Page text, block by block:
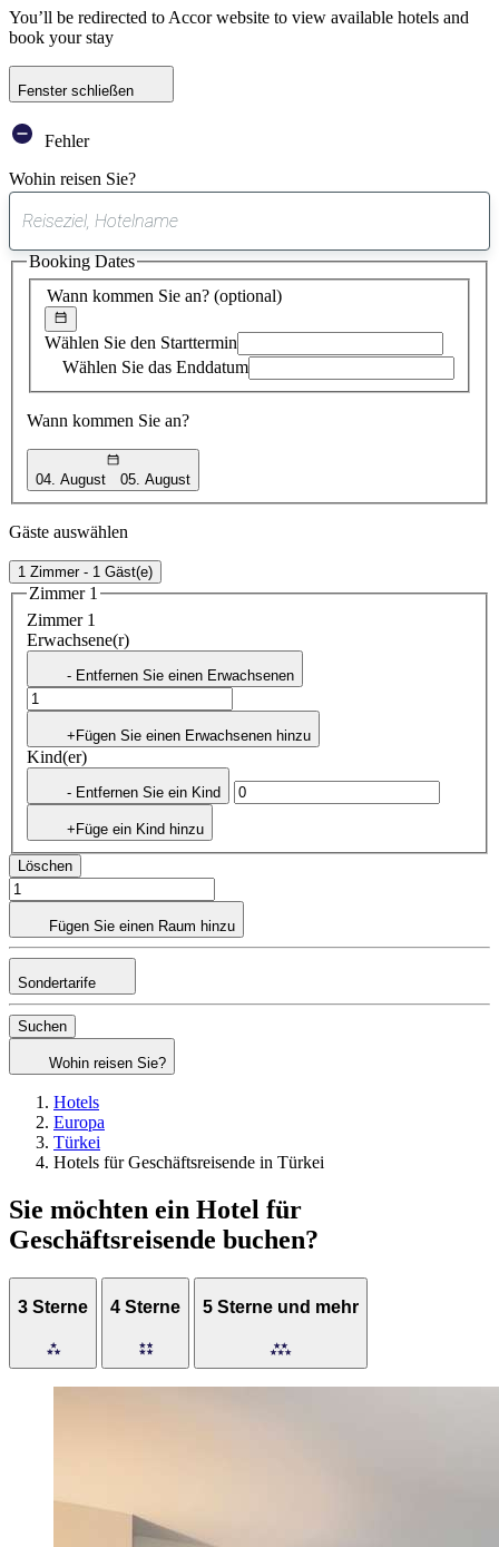
You’ll be redirected to Accor website to view available hotels and
book your stay
Fenster schließen
Fehler
Wohin reisen Sie?
gefundener
Vorschlag
Wann kommen Sie an? (optional)
Wählen Sie den Starttermin
Wählen Sie das Enddatum
Wann kommen Sie an?
04. August 05. August
Booking Dates
Gäste auswählen
1 Zimmer - 1 Gäst(e)
Zimmer 1
Zimmer 1
Erwachsene(r)
- Entfernen Sie einen Erwachsenen
+Fügen Sie einen Erwachsenen hinzu
Kind(er)
- Entfernen Sie ein Kind
+Füge ein Kind hinzu
Löschen
Fügen Sie einen Raum hinzu
Sondertarife
Suchen
Wohin reisen Sie?
Hotels
Europa
Türkei
Hotels für Geschäftsreisende in Türkei
Sie möchten ein Hotel für
Geschäftsreisende buchen?
3 Sterne 4 Sterne 5 Sterne und mehr